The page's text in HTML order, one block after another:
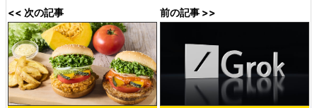
<< 次の記事 前の記事 >>